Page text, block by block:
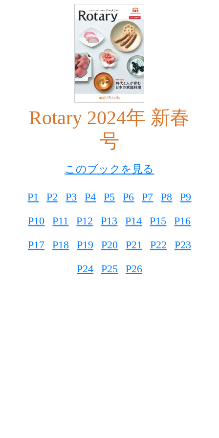
Rotary 2024年 新春
号
このブックを見る
P1 P2 P3 P4 P5 P6 P7 P8
P9
P10
P11 P12 P13 P14 P15
P16
P17
P18 P19 P20 P21 P22
P23
P24
P25 P26